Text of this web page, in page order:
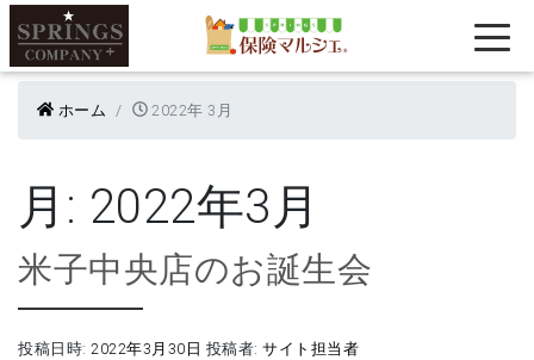
ホーム 2022年 3月
月: 2022年3月
米子中央店のお誕生会
投稿日時: 2022年3月30日 投稿者: サイト担当者